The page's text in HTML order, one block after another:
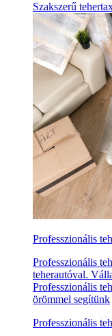
Szakszerű
Professzionális
Professzionális
teherautóval.
Professzionális
örömmel segítünk
Professzionális